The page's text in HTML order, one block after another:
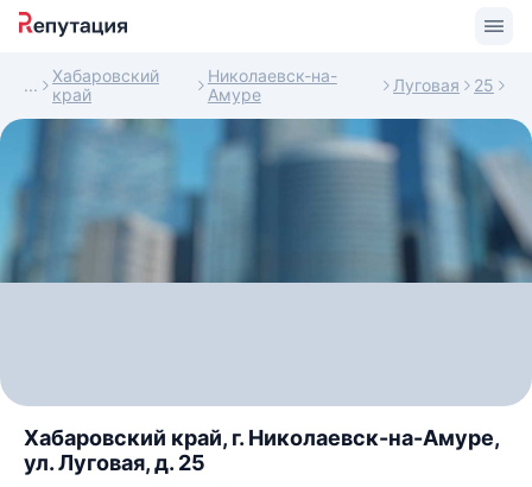
Хабаровский
край
Николаевск-на-
Амуре
Луговая 25
Хабаровский край, г. Николаевск-на-Амуре,
ул. Луговая, д. 25